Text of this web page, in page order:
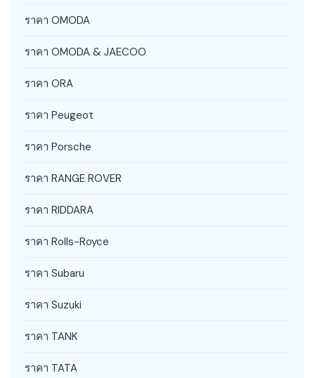
ราคา OMODA
ราคา OMODA & JAECOO
ราคา ORA
ราคา Peugeot
ราคา Porsche
ราคา RANGE ROVER
ราคา RIDDARA
ราคา Rolls-Royce
ราคา Subaru
ราคา Suzuki
ราคา TANK
ราคา TATA